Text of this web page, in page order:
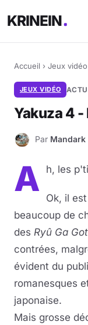
KRINEIN
Accueil › Jeux vidéo
JEUX VIDÉO
Yakuza 4 -
M Par Mandark
A h, les
Ok, il
beaucoup de
des Ryû Ga
contrées,
évident du
romanesques
japonaise.
Mais grosse